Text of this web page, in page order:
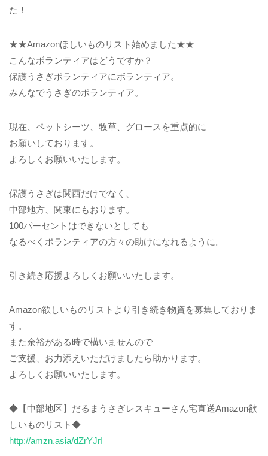
た！
★★Amazonほしいものリスト始めました★★
こんなボランティアはどうですか？
保護うさぎボランティアにボランティア。
みんなでうさぎのボランティア。
現在、ペットシーツ、牧草、グロースを重点的に
お願いしております。
よろしくお願いいたします。
保護うさぎは関西だけでなく、
中部地方、関東にもおります。
100パーセントはできないとしても
なるべくボランティアの方々の助けになれるように。
引き続き応援よろしくお願いいたします。
Amazon欲しいものリストより引き続き物資を募集しておりま
す。
また余裕がある時で構いませんので
ご支援、お力添えいただけましたら助かります。
よろしくお願いいたします。
◆【中部地区】だるまうさぎレスキューさん宅直送Amazon欲
しいものリスト◆
http://amzn.asia/dZrYJrI